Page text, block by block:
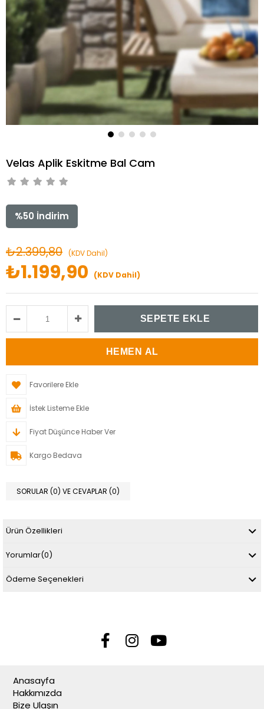
Velas Aplik Eskitme Bal Cam
%50 İndirim
₺2.399,80 (KDV Dahil)
₺1.199,90 (KDV Dahil)
Favorilere Ekle
İstek Listeme Ekle
Fiyat Düşünce Haber Ver
Kargo Bedava
SORULAR (0) VE CEVAPLAR (0)
Ürün Özellikleri
Yorumlar(0)
Ödeme Seçenekleri
Anasayfa
Hakkımızda
Bize Ulaşın